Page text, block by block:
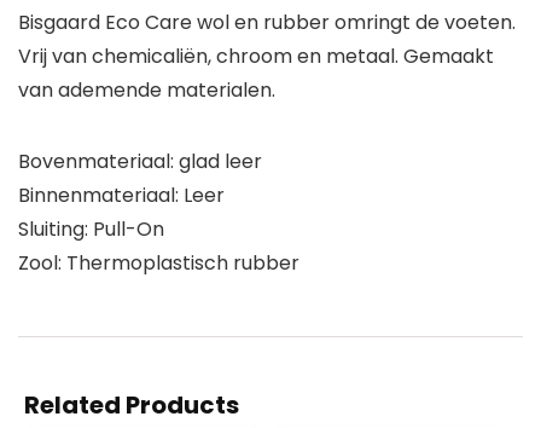
Bisgaard Eco Care wol en rubber omringt de voeten.
Vrij van chemicaliën, chroom en metaal. Gemaakt
van ademende materialen.
Bovenmateriaal: glad leer
Binnenmateriaal: Leer
Sluiting: Pull-On
Zool: Thermoplastisch rubber
Related Products